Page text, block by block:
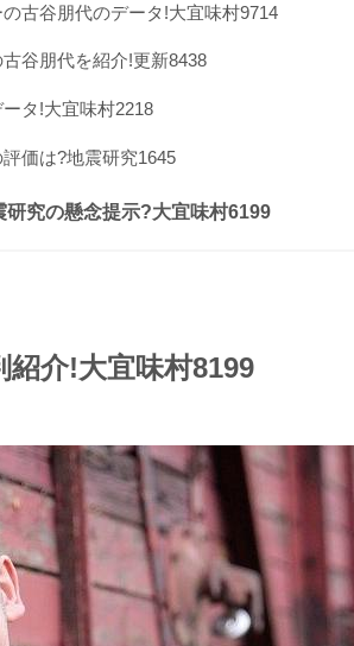
古谷朋代のデータ!大宜味村9714
谷朋代を紹介!更新8438
タ!大宜味村2218
価は?地震研究1645
究の懸念提示?大宜味村6199
介!大宜味村8199